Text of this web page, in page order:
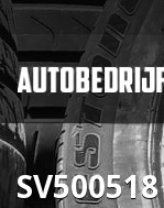
SV500518